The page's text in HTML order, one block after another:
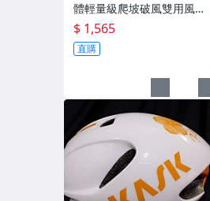
體輕量級爬坡破風雙用風
動款自行車安全帽空力帽G
IANT捷安特KASK小鐵人三
項騎公路車騎計時車比賽
頭盔男女青少年都適用比
$ 1,565
直購